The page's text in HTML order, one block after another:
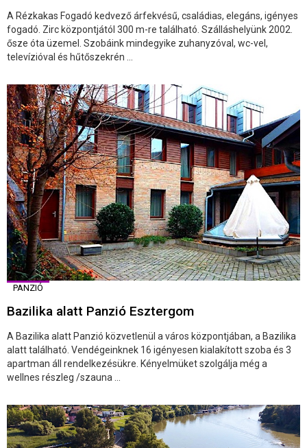
A Rézkakas Fogadó kedvező árfekvésű, családias, elegáns, igényes
fogadó. Zirc központjától 300 m-re található. Szálláshelyünk 2002.
ősze óta üzemel. Szobáink mindegyike zuhanyzóval, wc-vel,
televízióval és hűtőszekrén ...
PANZIÓ
Bazilika alatt Panzió Esztergom
A Bazilika alatt Panzió közvetlenül a város központjában, a Bazilika
alatt található. Vendégeinknek 16 igényesen kialakított szoba és 3
apartman áll rendelkezésükre. Kényelmüket szolgálja még a
wellnes részleg /szauna ...